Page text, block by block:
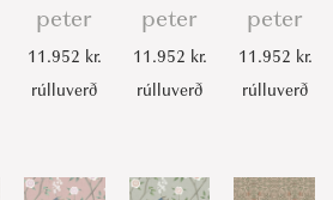
peter
11.952 kr.
rúlluverð
peter
11.952 kr.
rúlluverð
peter
11.952 kr.
rúlluverð